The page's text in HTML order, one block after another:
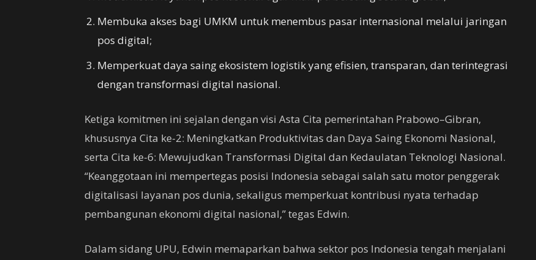
Membuka akses bagi UMKM untuk menembus pasar internasional melalui jaringan
pos digital;
Memperkuat daya saing ekosistem logistik yang efisien, transparan, dan terintegrasi
dengan transformasi digital nasional.
Ketiga komitmen ini sejalan dengan visi Asta Cita pemerintahan Prabowo–Gibran,
khususnya Cita ke-2: Meningkatkan Produktivitas dan Daya Saing Ekonomi Nasional,
serta Cita ke-6: Mewujudkan Transformasi Digital dan Kedaulatan Teknologi Nasional.
“Keanggotaan ini mempertegas posisi Indonesia sebagai salah satu motor penggerak
digitalisasi layanan pos dunia, sekaligus memperkuat kontribusi nyata terhadap
pembangunan ekonomi digital nasional,” tegas Edwin.
Dalam sidang UPU, Edwin memaparkan bahwa sektor pos Indonesia tengah menjalani